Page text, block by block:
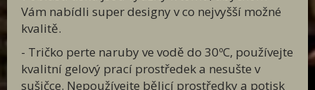
Vám nabídli super designy v co nejvyšší možné
kvalitě.
- Tričko perte naruby ve vodě do 30ºC, používejte
kvalitní gelový prací prostředek a nesušte v
sušičce. Nepoužívejte bělicí prostředky a potisk